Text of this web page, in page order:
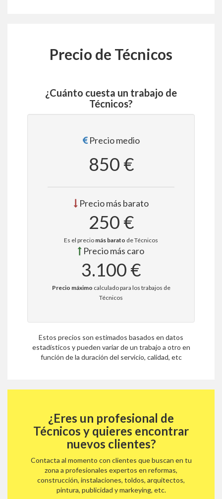
Precio de Técnicos
¿Cuánto cuesta un trabajo de
Técnicos?
Precio medio
850 €
Precio más barato
250 €
Es el precio más barato de Técnicos
Precio más caro
3.100 €
Precio máximo calculado para los trabajos de
Técnicos
Estos precios son estimados basados en datos
estadísticos y pueden variar de un trabajo a otro en
función de la duración del servicio, calidad, etc
¿Eres un profesional de
Técnicos y quieres encontrar
nuevos clientes?
Contacta al momento con clientes que buscan en tu
zona a profesionales expertos en reformas,
construcción, instalaciones, toldos, arquitectos,
pintura, publicidad y markeying, etc.